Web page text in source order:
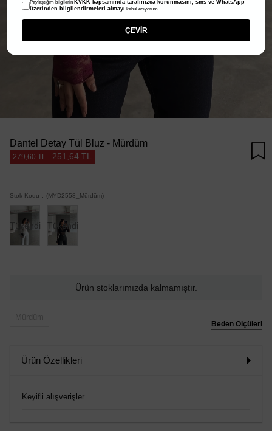
Dantel Detay Tül Bluz - Mürdüm
279,60 TL 251,64 TL
Stok Kodu (MYD2558_Mürdüm)
Tükendi Tükendi
Ürün stoklarımızda kalmamıştır.
Beden Ölçüleri
Ürün Özellikleri
Keyifli alışverişler..
Paylaştığım bilgilerin KVKK kapsamında tarafınızca korunmasını, sms ve WhatsApp
üzerinden bilgilendirmeleri almayı kabul ediyorum.
ÇEVİR